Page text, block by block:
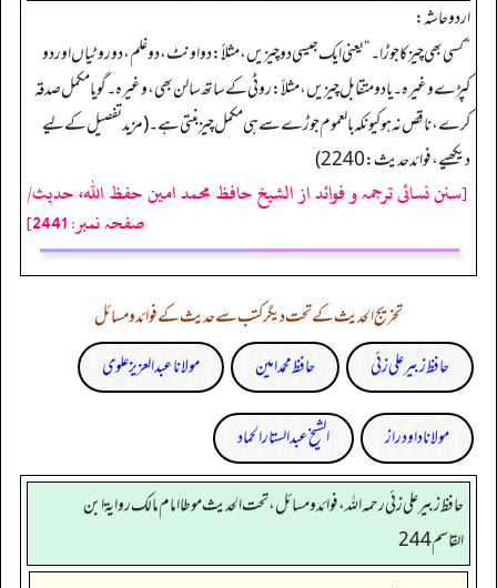
اردو حاشہ:
”کسی بھی چیز کا جوڑا۔“یعنی ایک جیسی دو چیزیں، مثلاً: دو اونٹ، دو غلم، دو روٹیاں اور دو
کپڑے وغیرہ۔ یا دو متقابل چیزیں، مثلاً: روٹی کے ساتھ سالن بھی، وغیرہ۔ گویا مکمل صدقہ
کرے، ناقص نہ ہو کیونکہ بالعموم جوڑے سے ہی مکمل چیز بنتی ہے۔ (مزید تفصیل کے لیے
دیکھیے، فوائد حدیث: 2240)
[سنن نسائی ترجمہ و فوائد از الشیخ حافظ محمد امین حفظ اللہ، حدیث/
صفحہ نمبر: 2441]
تخریج الحدیث کے تحت دیگر کتب سے حدیث کے فوائد و مسائل
حافظ زبیر علی زئی
حافظ محمد امین مولانا عبد العزیز علوی
مولانا داود راز الشیخ عبدالستار الحماد
حافظ زبير على زئي رحمه الله، فوائد و مسائل، تحت الحديث موطا امام مالك رواية ابن
القاسم 244